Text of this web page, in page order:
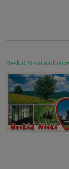
Beskid Niski